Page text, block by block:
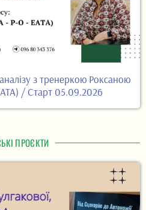
з тренеркою Роксаною
/ Старт 05.09.2026
ПРОЄКТИ